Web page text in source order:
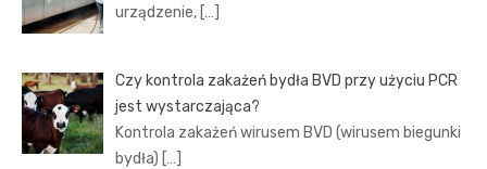
urządzenie, […]
Czy kontrola zakażeń bydła BVD przy użyciu PCR
jest wystarczająca?
Kontrola zakażeń wirusem BVD (wirusem biegunki
bydła) […]